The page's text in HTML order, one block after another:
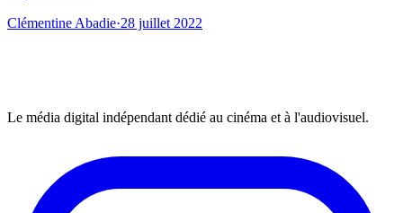
Clémentine Abadie·28 juillet 2022
Le média digital indépendant dédié au cinéma et à l'audiovisuel.